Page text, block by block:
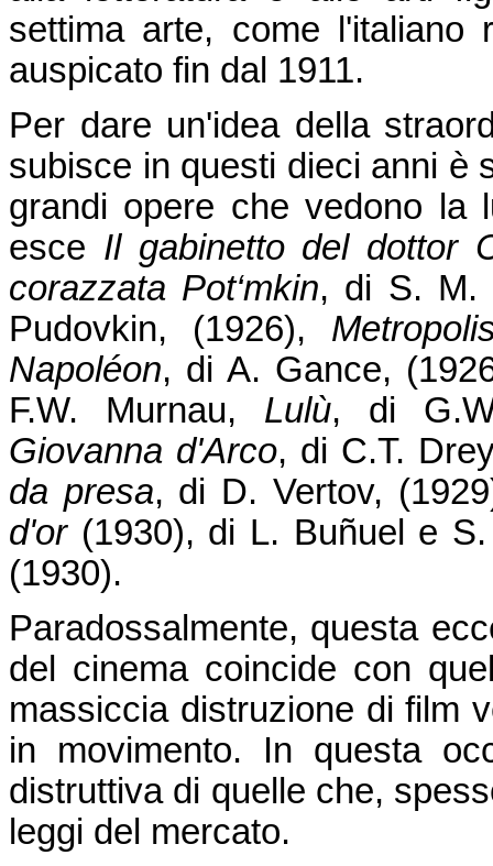
settima arte, come l'italiano
auspicato fin dal 1911.
Per dare un'idea della
subisce in questi dieci anni è
grandi opere che vedono la
esce Il gabinetto del dottor
corazzata Pot‘mkin, di S. M.
Pudovkin, (1926),
Napoléon, di A. Gance,
F.W. Murnau, Lulù, di
Giovanna d'Arco, di C.T.
da presa, di D. Vertov,
d'or(1930), di L. Buñuel e
(1930).
Paradossalmente, questa
del cinema coincide con
massiccia distruzione di film
in movimento. In questa
distruttiva di quelle che,
leggi del mercato.